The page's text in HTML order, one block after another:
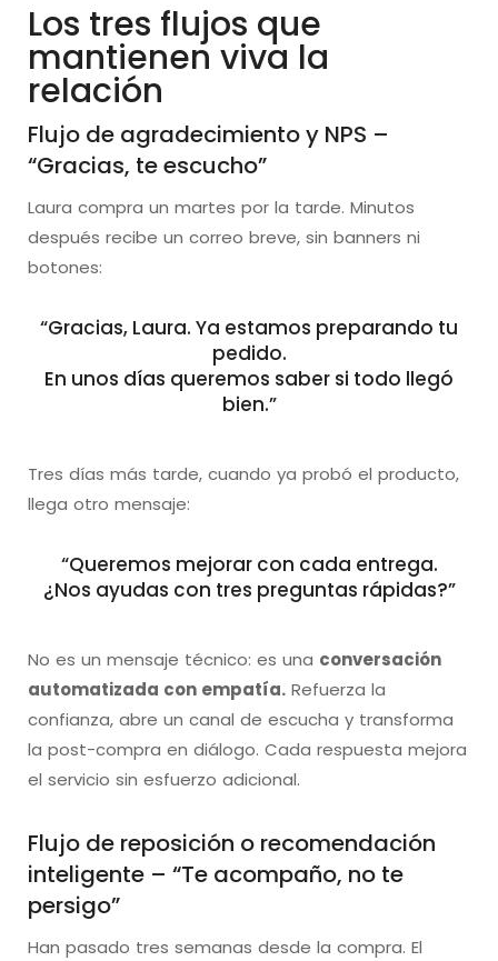
Los tres flujos que
mantienen viva la
relación
Flujo de agradecimiento y NPS –
“Gracias, te escucho”
Laura compra un martes por la tarde. Minutos
después recibe un correo breve, sin banners ni
botones:
“Gracias, Laura. Ya estamos preparando tu
pedido.
En unos días queremos saber si todo llegó
bien.”
Tres días más tarde, cuando ya probó el producto,
llega otro mensaje:
“Queremos mejorar con cada entrega.
¿Nos ayudas con tres preguntas rápidas?”
No es un mensaje técnico: es una conversación
automatizada con empatía. Refuerza la
confianza, abre un canal de escucha y transforma
la post-compra en diálogo. Cada respuesta mejora
el servicio sin esfuerzo adicional.
Flujo de reposición o recomendación
inteligente – “Te acompaño, no te
persigo”
Han pasado tres semanas desde la compra. El